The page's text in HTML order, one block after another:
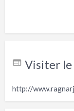
Visiter le
http://